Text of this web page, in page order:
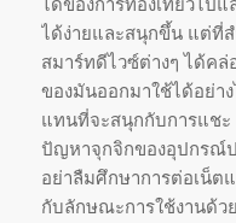
ได้ง่ายและสนุกขึ้น แต่ที่
สมาร์ทดีไวซ์ต่างๆ ได้คล่
ของมันออกมาใช้ได้อย่า
แทนที่จะสนุกกับการแชะ
ปัญหาจุกจิกของอุปกรณ์
อย่าลืมศึกษาการต่อเน็ต
กับลักษณะการใช้งานด้ว